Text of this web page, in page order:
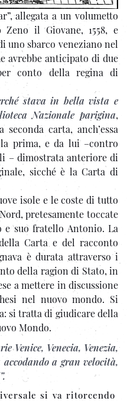
allegata a un volumetto
il Giovane, 1558, e
uno sbarco veneziano nel
avrebbe anticipato di due
conto della regina di
stava in bella vista e
Nazionale parigina,
carta, anch’essa
prima, e da lui –contro
– dimostrata anteriore di
sicché è la Carta di
isole e le coste di tutto
pretesamente toccate
e suo fratello Antonio. La
Carta e del racconto
è durata attraverso i
della ragion di Stato, in
a mettere in discussione
nel nuovo mondo. Si
si tratta di giudicare della
Mondo.
Venice, Venecia, Venezia,
accodando a gran velocità,
si va ritorcendo